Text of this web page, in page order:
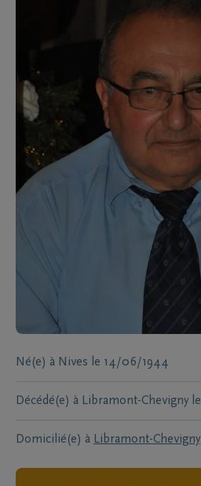
Né(e) à Nives le 14/06/1944
Décédé(e) à Libramont-Chevigny le
Domicilié(e) à Libramont-Chevigny